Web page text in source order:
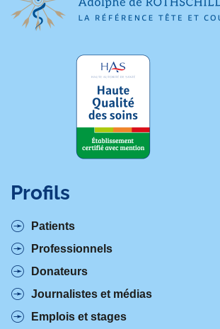
Profils
Patients
Professionnels
Donateurs
Journalistes et médias
Emplois et stages